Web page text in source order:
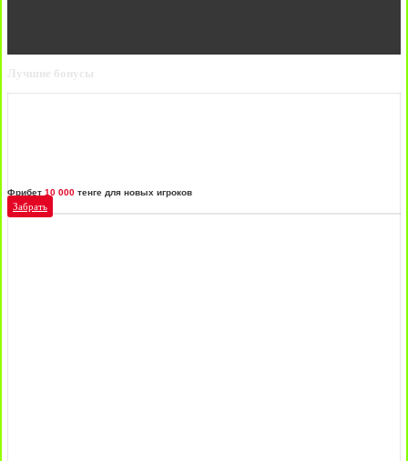
Лучшие бонусы
Фрибет 10 000 тенге для новых игроков
Забрать